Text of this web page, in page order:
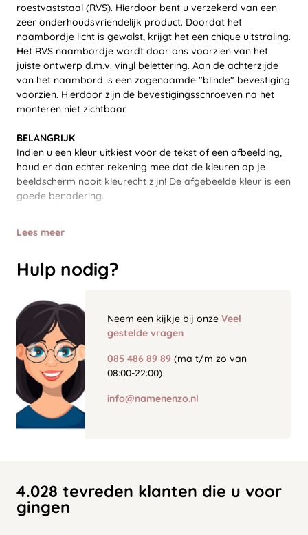
roestvaststaal (RVS). Hierdoor bent u verzekerd van een
zeer onderhoudsvriendelijk product. Doordat het
naambordje licht is gewalst, krijgt het een chique uitstraling.
Het RVS naambordje wordt door ons voorzien van het
juiste ontwerp d.m.v. vinyl belettering. Aan de achterzijde
van het naambord is een zogenaamde "blinde" bevestiging
voorzien. Hierdoor zijn de bevestigingsschroeven na het
monteren niet zichtbaar.
BELANGRIJK
Indien u een kleur uitkiest voor de tekst of een afbeelding,
houd er dan echter rekening mee dat de kleuren op je
beeldscherm nooit kleurecht zijn! De afgebeelde kleur is een
goede benadering.
Lees meer
Hulp nodig?
Neem een kijkje bij onze Veel
gestelde vragen
085 486 89 89 (ma t/m zo van
08:00-22:00)
info@namenenzo.nl
4.028 tevreden klanten die u voor
gingen